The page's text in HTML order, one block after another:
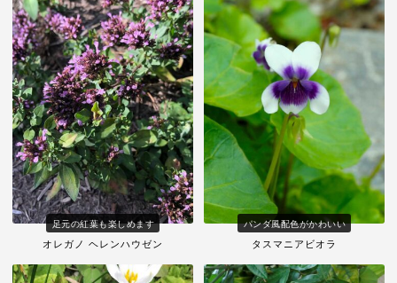
足元の紅葉も楽しめます
オレガノ ヘレンハウゼン
パンダ風配色がかわいい
タスマニアビオラ